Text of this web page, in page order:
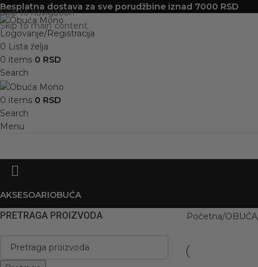
Skip to navigation
Skip to main content
Besplatna dostava za sve porudžbine iznad 7000 RSD
Logovanje/Registracija
0 Lista želja
0 items 0 RSD
Search
0 items 0 RSD
Search
Menu
AKSESOARIOBUĆA
PRETRAGA PROIZVODA Početna OBUĆA